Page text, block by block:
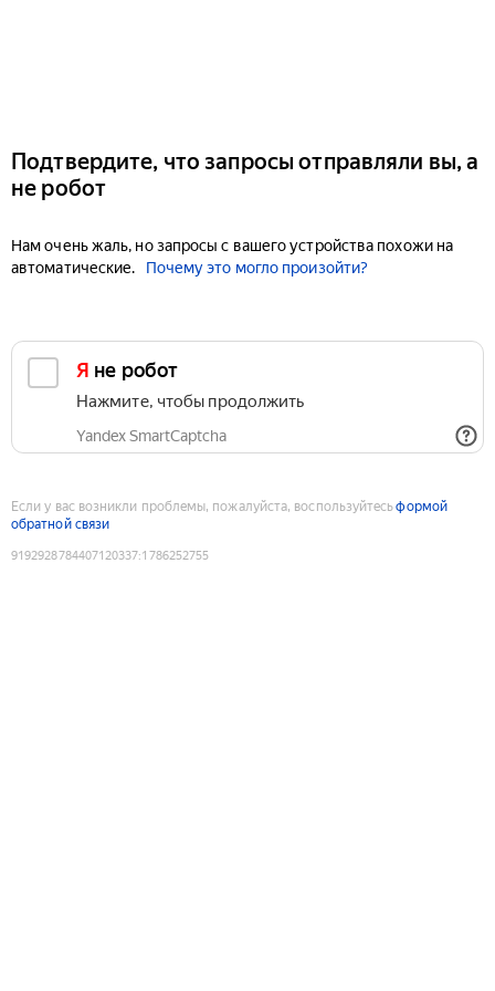
Подтвердите, что запросы отправляли вы, а
не робот
Нам очень жаль, но запросы с вашего устройства похожи на
автоматические.
Почему это могло произойти?
Я не робот
Нажмите, чтобы продолжить
Yandex SmartCaptcha
Если у вас возникли проблемы, пожалуйста, воспользуйтесьформой
обратной связи
9192928784407120337:1786252755